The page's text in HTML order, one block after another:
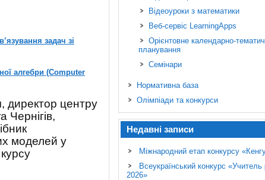
задач зі
алгебри (Computer
директор центру
Чернігів,
моделей у
Відеоуроки з математики
Веб-сервіс LearningApps
Орієнтовне календарно-
планування
Семінари
Нормативна база
Олімпіади та конкурси
Недавні записи
Міжнародний етап конкурсу
Всеукраїнський конкурс «Учитель
2026»